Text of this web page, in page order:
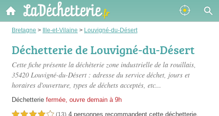
Bretagne > Ille-et-Vilaine > Louvigné-du-Désert
Déchetterie de Louvigné-du-Désert
Cette fiche présente la déchèterie zone industrielle de la rouillais,
35420 Louvigné-du-Désert : adresse du service déchet, jours et
horaires d'ouverture, types de déchets acceptés, etc...
Déchetterie fermée, ouvre demain à 9h
4,0 étoiles sur 5 (13) 4 personnes recommandent cette déchetterie.